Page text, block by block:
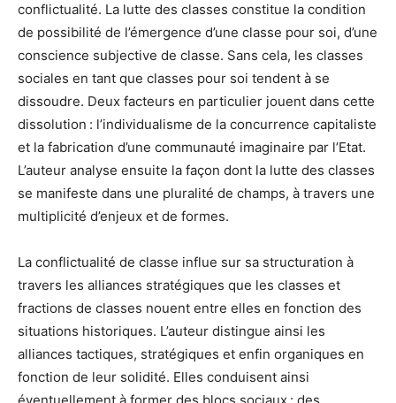
conflictualité. La lutte des classes constitue la condition
de possibilité de l’émergence d’une classe pour soi, d’une
conscience subjective de classe. Sans cela, les classes
sociales en tant que classes pour soi tendent à se
dissoudre. Deux facteurs en particulier jouent dans cette
dissolution : l’individualisme de la concurrence capitaliste
et la fabrication d’une communauté imaginaire par l’Etat.
L’auteur analyse ensuite la façon dont la lutte des classes
se manifeste dans une pluralité de champs, à travers une
multiplicité d’enjeux et de formes.
La conflictualité de classe influe sur sa structuration à
travers les alliances stratégiques que les classes et
fractions de classes nouent entre elles en fonction des
situations historiques. L’auteur distingue ainsi les
alliances tactiques, stratégiques et enfin organiques en
fonction de leur solidité. Elles conduisent ainsi